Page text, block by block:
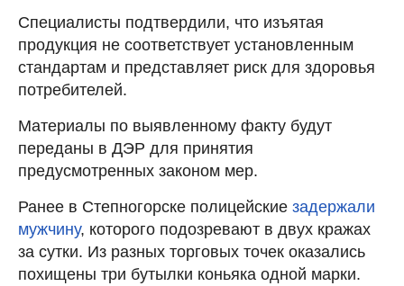
Специалисты подтвердили, что изъятая
продукция не соответствует установленным
стандартам и представляет риск для здоровья
потребителей.
Материалы по выявленному факту будут
переданы в ДЭР для принятия
предусмотренных законом мер.
Ранее в Степногорске полицейские задержали
мужчину, которого подозревают в двух кражах
за сутки. Из разных торговых точек оказались
похищены три бутылки коньяка одной марки.